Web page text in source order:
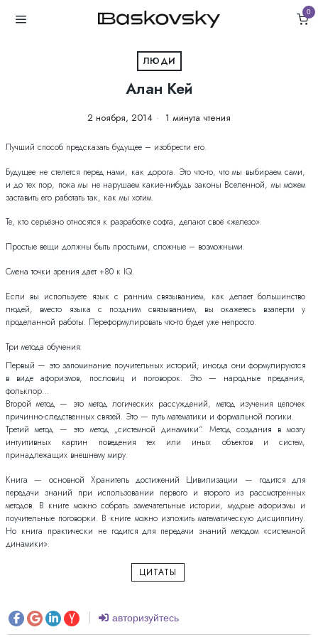
0
ЛЮДИ
Алан Кей
2 ноября, 2014 1 минута чтения
Лучший способ предсказать будущее – изобрести его.
Будущее не стелется перед нами, как дорога. Это что-то, что мы выбираем сами,
и до тех пор, пока мы не нарушаем какие-нибудь законы Вселенной, мы можем
заставить его работать так, как мы хотим.
Те, кто серьёзно относятся к разработке софта, делают своё «железо».
Простые вещи должны быть простыми, сложные – возможными.
Смена точки зрения дает +80 к IQ.
Если вы используете язык с ранним связыванием, как делает большинство
людей, вместо языка с поздним связыванием, вы окажетесь взаперти у
проделанной работы. Переформулировать что-то будет уже непросто.
Три метода обучения:
Первый — это запоминание поучительных историй; иногда они формулируются
в виде афоризмов, пословиц и поговорок. Это — народные предания,
фольклор…
Второй метод — это метод логических рассуждений, метод изучения цепочек
причинно-следственных связей. Это — путь математики и формальной логики.
Третий метод — это метод „системной динамики“. Метод создания в мозгу
интуитивных картин поведения тех или иных объектов и систем,
принадлежащих внешнему миру.
Книга — основной Хранитель достижений Цивилизации — годится для
передачи знаний при использовании первого и второго из рассмотренных
методов. В книге можно собрать замечательные истории, мудрые афоризмы и
поучительные поговорки. В книге можно изложить математическую дисциплину.
Но книга практически не годится для передачи знаний методом «системной
динамики».
ЦИТАТЫ
авторизуйтесь